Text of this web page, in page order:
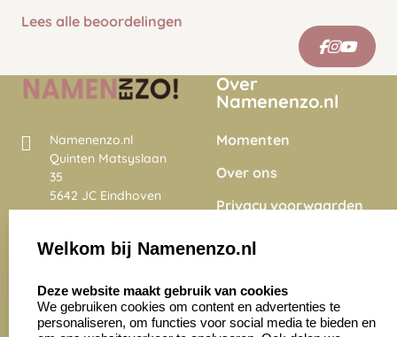
Lees alle beoordelingen
Namenenzo.nl
Quinten Matsyslaan
35
5642 JC Eindhoven
Nederland
4028 beoordelingen
Over
Namenenzo.nl
Momenten
Over ons
Privacy voorwaarden
Onze vacatures
Welkom bij Namenenzo.nl
Deze website maakt gebruik van cookies
We gebruiken cookies om content en advertenties te
personaliseren, om functies voor social media te bieden en